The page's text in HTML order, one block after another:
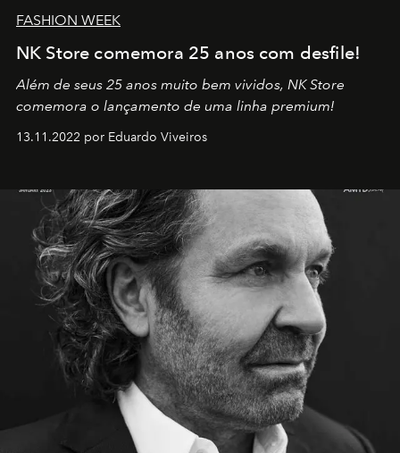
FASHION WEEK
NK Store comemora 25 anos com desfile!
Além de seus 25 anos muito bem vividos, NK Store
comemora o lançamento de uma linha premium!
13.11.2022 por Eduardo Viveiros